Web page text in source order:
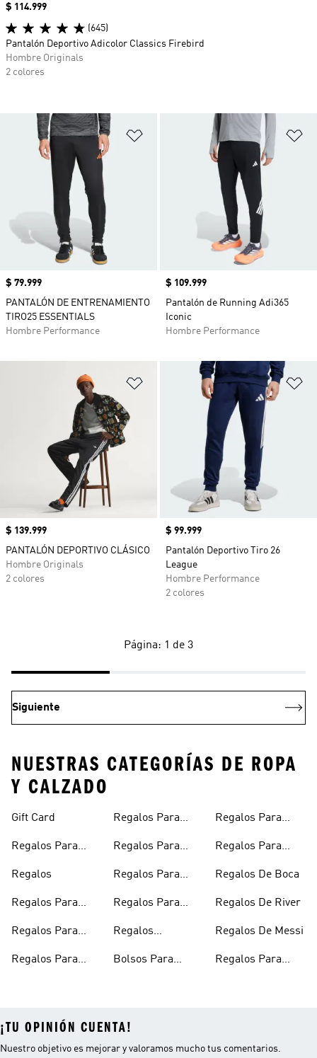
Añadir a la lista de deseos
Precio
$ 79.999
PANTALÓN DE ENTRENAMIENTO
TIRO25 ESSENTIALS
Hombre Performance
Precio
$ 109.999
Pantalón de Running Adi365
Iconic
Hombre Performance
Añadir a la lista de deseos
Precio
$ 139.999
PANTALÓN DEPORTIVO CLÁSICO
Hombre Originals
2 colores
Precio
$ 99.999
Pantalón Deportivo Tiro 26
League
Hombre Performance
2 colores
Precio
$ 114.999
(645)
Pantalón Deportivo Adicolor Classics Firebird
Hombre Originals
2 colores
Página: 1 de 3
Siguiente
NUESTRAS CATEGORÍAS DE ROPA
Y CALZADO
Gift Card
Regalos Para
Regalos
Regalos Para
Regalos Para
Regalos Para
Regalos Para
Regalos Para
Regalos Para
Regalos Para
Regalos
Bolsos Para
Regalos Para
Nacidos
Regalos Para
Regalos De Boca
Regalos De River
Regalos De Messi
Regalos Para
¡TU OPINIÓN CUENTA!
Nuestro objetivo es mejorar y valoramos mucho tus comentarios.